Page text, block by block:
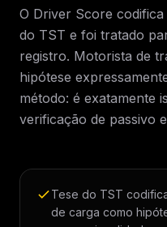
O Driver Score
do TST e foi tratado
registro. Motorista de
hipótese
método: é exatamente
verificação de passivo
Tese do TST
de carga como